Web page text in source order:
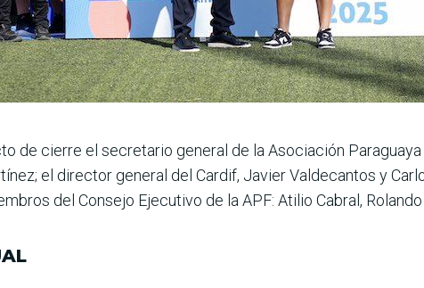
de cierre el secretario general de la Asociación
el director general del Cardif, Javier Valdecantos y
del Consejo Ejecutivo de la APF: Atilio Cabral,